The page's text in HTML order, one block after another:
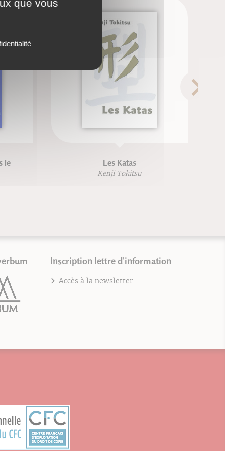
le Les Katas
Kenji Tokitsu
Inscription lettre d'information
Accès à la newsletter
que vous